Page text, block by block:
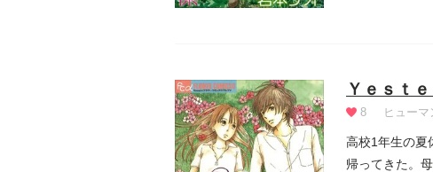
Ｙｅｓｔ
8 ヒューマ
高校1年生の夏
帰ってきた。